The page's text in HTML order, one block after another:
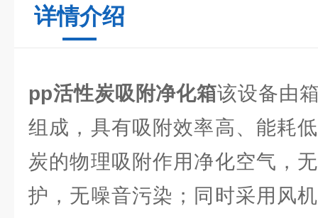
详情介绍
pp活性炭吸附净化箱该设备由
组成，具有吸附效率高、能耗
炭的物理吸附作用净化空气，
护，无噪音污染；同时采用风